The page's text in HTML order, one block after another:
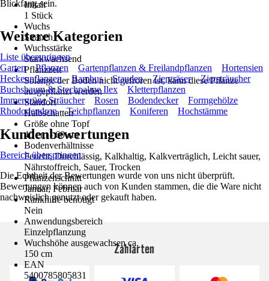
Inhalt
1 Stück
Wuchs
Strauch
Wuchsstärke
Starkwachsend
Pflanzzeit
Solange der Boden nicht gefroren ist, kann diese Pflanze
ausgepflanzt werden
Standort
Halbschatten
Größe ohne Topf
40 cm - 60 cm
Bodenverhältnisse
Feucht, Durchlässig, Kalkhaltig, Kalkverträglich, Leicht sauer,
Nährstoffreich, Sauer, Trocken
Pflanzenschnitt
Januar, Februar
Rankhilfe benötigt
Nein
Anwendungsbereich
Einzelpflanzung
Wuchshöhe ausgewachsen ca.
150 cm
EAN
5400785805831
Blickfang sein.
Weitere Kategorien
Liste überspringen
Garten
Pflanzen Gartenpflanzen & Freilandpflanzen
Hortensien
Heckenpflanzen
Bambus Stauden Ziergräser
Ziersträucher
Buchsbaum & Stechpalme Ilex
Kletterpflanzen
Immergrüne Sträucher
Rosen Bodendecker
Formgehölze
Rhododendron
Teichpflanzen Koniferen Hochstämme
Kundenbewertungen
Bereich überspringen
Die Echtheit der Bewertungen wurde von uns nicht überprüft.
Bewertungen können auch von Kunden stammen, die die Ware nicht
nachweislich genutzt oder gekauft haben.
Zahlarten